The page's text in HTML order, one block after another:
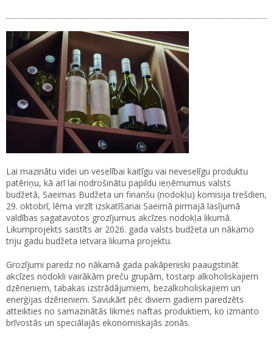
Lai mazinātu videi un veselībai kaitīgu vai neveselīgu produktu
patēriņu, kā arī lai nodrošinātu papildu ieņēmumus valsts
budžetā, Saeimas Budžeta un finanšu (nodokļu) komisija trešdien,
29. oktobrī, lēma virzīt izskatīšanai Saeimā pirmajā lasījumā
valdības sagatavotos grozījumus akcīzes nodokļa likumā.
Likumprojekts saistīts ar 2026. gada valsts budžeta un nākamo
triju gadu budžeta ietvara likuma projektu.
Grozījumi paredz no nākamā gada pakāpeniski paaugstināt
akcīzes nodokli vairākām preču grupām, tostarp alkoholiskajiem
dzērieniem, tabakas izstrādājumiem, bezalkoholiskajiem un
enerģijas dzērieniem. Savukārt pēc diviem gadiem paredzēts
atteikties no samazinātās likmes naftas produktiem, ko izmanto
brīvostās un speciālajās ekonomiskajās zonās.